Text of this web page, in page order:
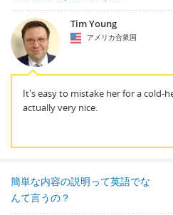
Tim Young
アメリカ合衆国
It's easy to mistake her for a cold-
actually very nice.
簡単な内容の説明って英語でな
んて言うの？